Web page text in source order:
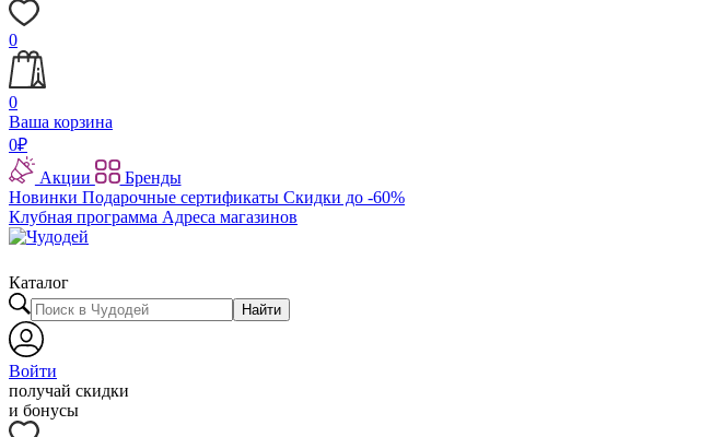
0
0
Ваша корзина
0₽
Акции
Бренды
Новинки Подарочные сертификаты Скидки до -60%
Клубная программа Адреса магазинов
Каталог
Найти
Войти
получай скидки
и бонусы